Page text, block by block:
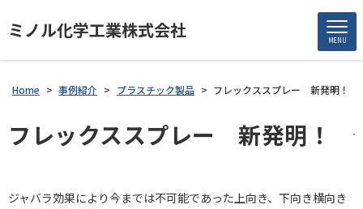
ミノル化学工業株式会社 MENU
Home > 事例紹介 > プラスチック製品 > フレックススプレー 新発明！
フレックススプレー 新発明！
ジャバラ効果により今までは不可能であった上向き、下向き横向き